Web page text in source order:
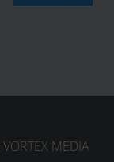
VORTEX MEDIA